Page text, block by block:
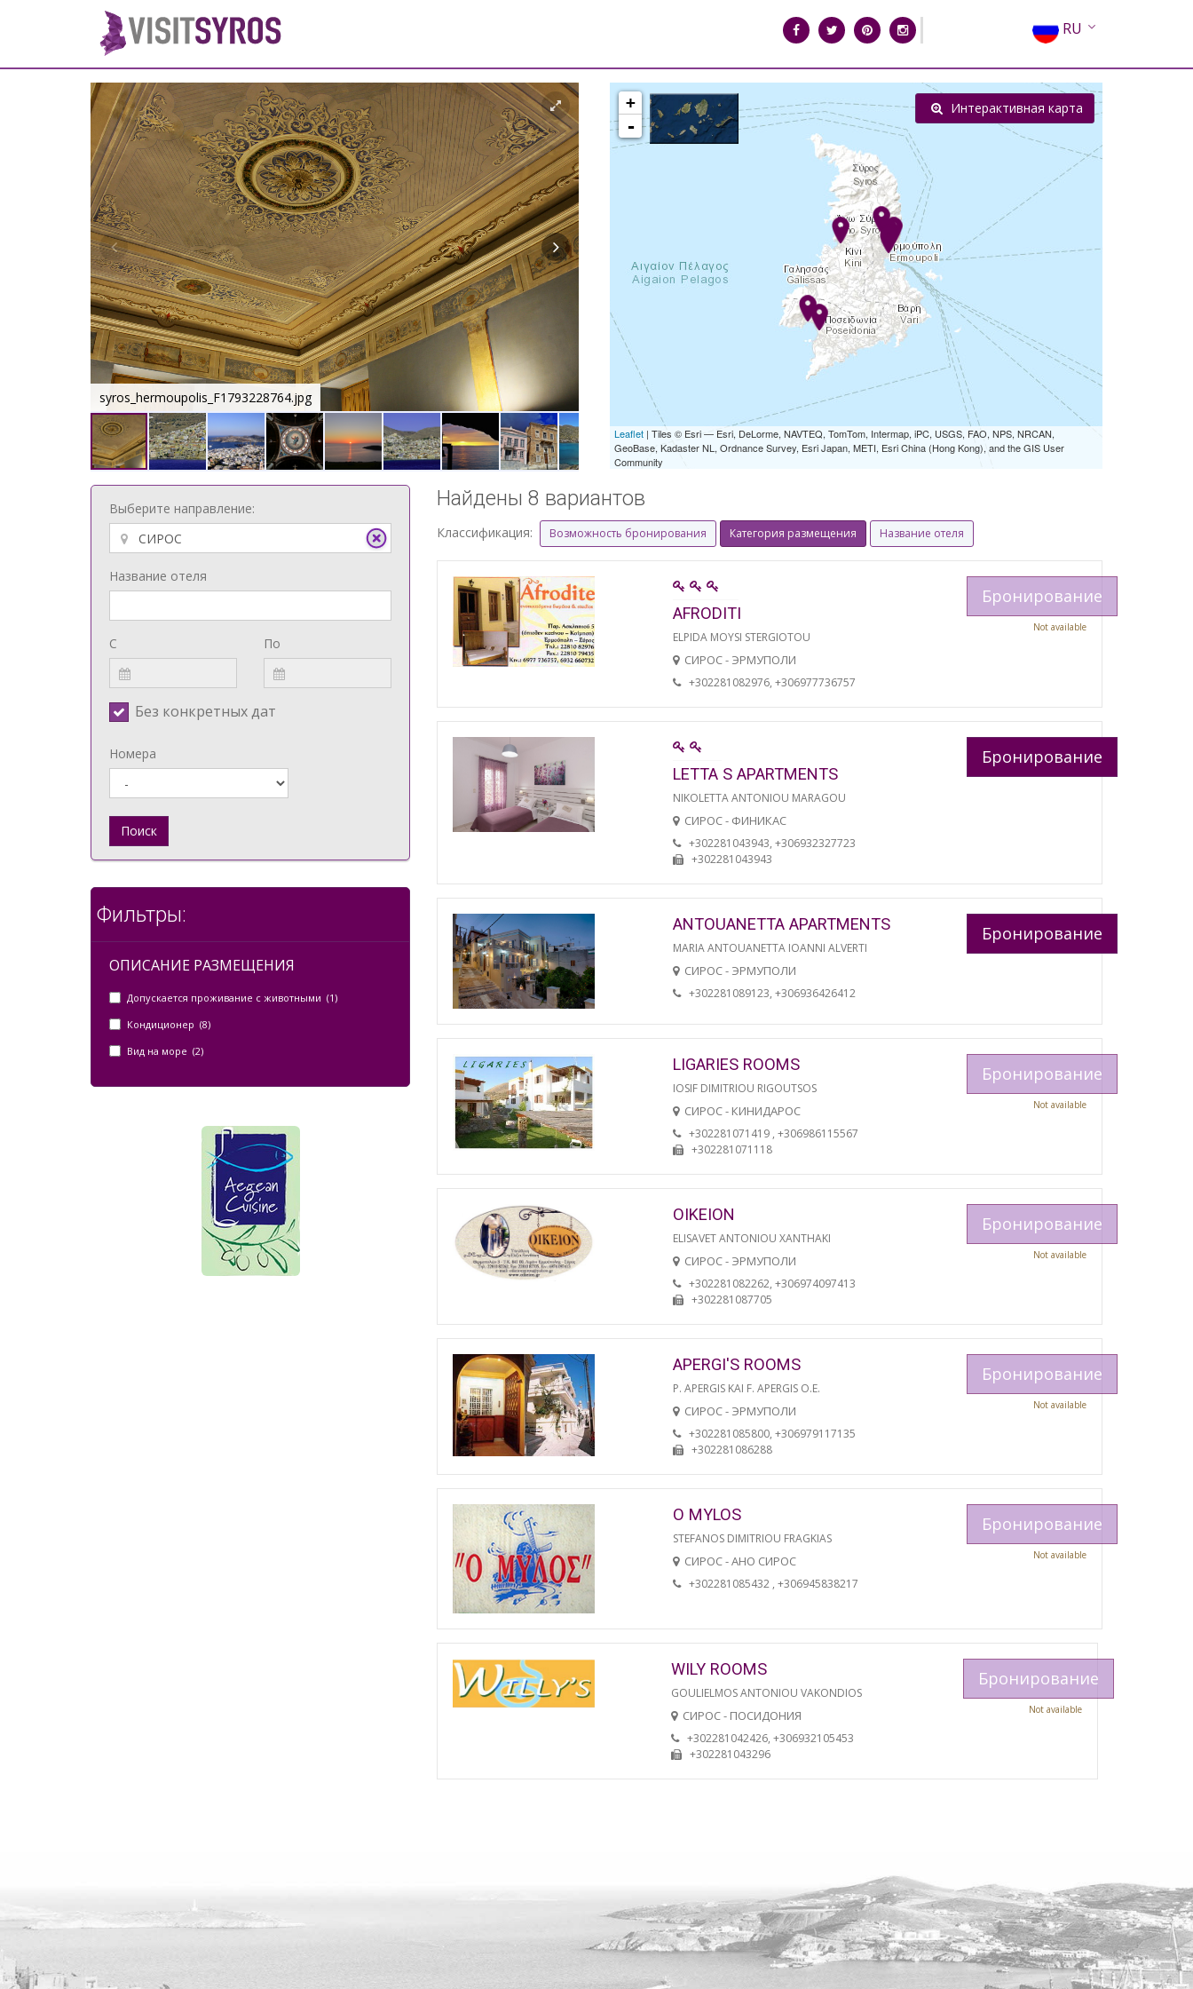
RU
EN
EL
ES
syros_hermoupolis_F1793228764.jpg syros_vaporia_F268133321.jpg
+
-
Leaflet | Tiles © Esri — Esri, DeLorme, NAVTEQ, TomTom, Intermap, iPC, USGS, FAO, NPS, NRCAN,
GeoBase, Kadaster NL, Ordnance Survey, Esri Japan, METI, Esri China (Hong Kong), and the GIS User
Community
Интерактивная карта
Выберите направление:
Название отеля
С По
Без конкретных дат
Номера
Поиск
Фильтры:
ОПИСАНИЕ РАЗМЕЩЕНИЯ
Допускается проживание с животными (1)
Кондиционер (8)
Вид на море (2)
Найдены 8 вариантов
Классификация: Возможность бронирования Категория размещения Название отеля
AFRODITI
ELPIDA MOYSI STERGIOTOU
СИРОС - ЭРМУПОЛИ
+302281082976, +306977736757
Бронирование
Not available
LETTA S APARTMENTS
NIKOLETTA ANTONIOU MARAGOU
СИРОС - ФИНИКАС
+302281043943, +306932327723
+302281043943
Бронирование
ANTOUANETTA APARTMENTS
MARIA ANTOUANETTA IOANNI ALVERTI
СИРОС - ЭРМУПОЛИ
+302281089123, +306936426412
Бронирование
LIGARIES ROOMS
IOSIF DIMITRIOU RIGOUTSOS
СИРОС - КИНИДАРОС
+302281071419 , +306986115567
+302281071118
Бронирование
Not available
OIKEION
ELISAVET ANTONIOU XANTHAKI
СИРОС - ЭРМУПОЛИ
+302281082262, +306974097413
+302281087705
Бронирование
Not available
APERGI'S ROOMS
P. APERGIS KAI F. APERGIS O.E.
СИРОС - ЭРМУПОЛИ
+302281085800, +306979117135
+302281086288
Бронирование
Not available
O MYLOS
STEFANOS DIMITRIOU FRAGKIAS
СИРОС - АНО СИРОС
+302281085432 , +306945838217
Бронирование
Not available
WILY ROOMS
GOULIELMOS ANTONIOU VAKONDIOS
СИРОС - ПОСИДОНИЯ
+302281042426, +306932105453
+302281043296
Бронирование
Not available